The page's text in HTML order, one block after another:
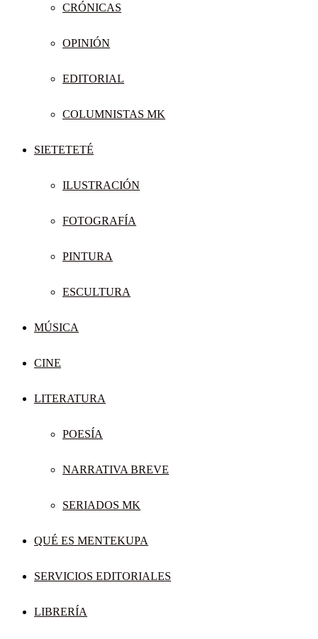
CRÓNICAS
OPINIÓN
EDITORIAL
COLUMNISTAS MK
SIETETETÉ
ILUSTRACIÓN
FOTOGRAFÍA
PINTURA
ESCULTURA
MÚSICA
CINE
LITERATURA
POESÍA
NARRATIVA BREVE
SERIADOS MK
QUÉ ES MENTEKUPA
SERVICIOS EDITORIALES
LIBRERÍA